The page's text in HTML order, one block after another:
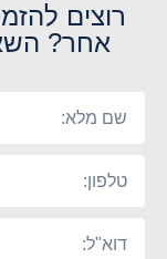
רוצים
אחר?